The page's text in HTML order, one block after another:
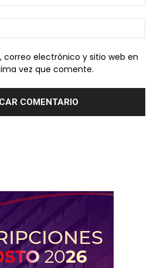
correo electrónico y sitio web en
vez que comente.